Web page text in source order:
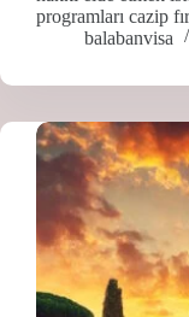
programları cazip
balabanvisa